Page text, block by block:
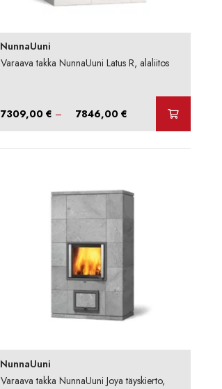
NunnaUuni
Varaava takka NunnaUuni Latus R, alaliitos
7309,00€ – 7846,00€ Hintaluokka:
NunnaUuni
Varaava takka NunnaUuni Joya täyskierto,